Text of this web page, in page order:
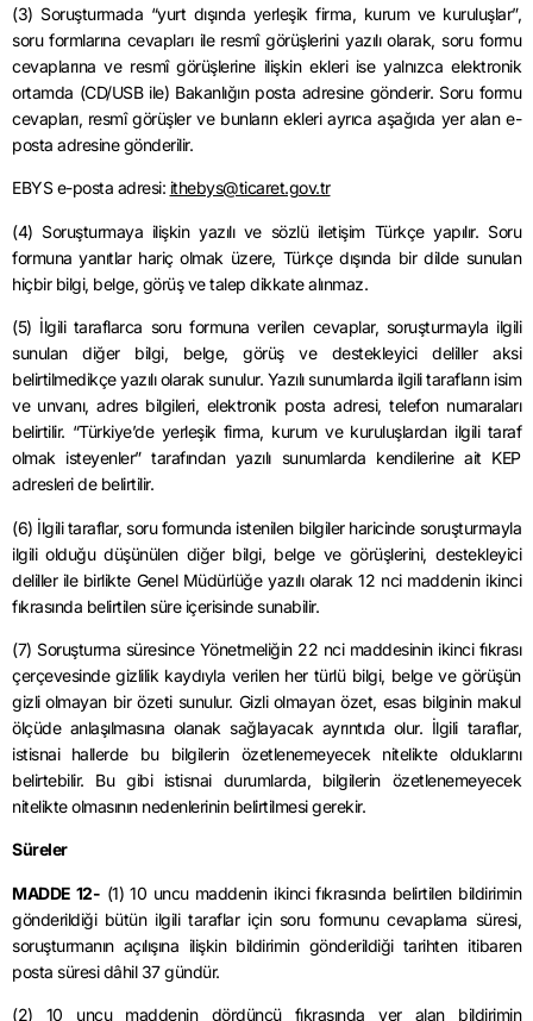
(3) Soruşturmada “yurt dışında yerleşik firma, kurum ve kuruluşlar”,
soru formlarına cevapları ile resmî görüşlerini yazılı olarak, soru formu
cevaplarına ve resmî görüşlerine ilişkin ekleri ise yalnızca elektronik
ortamda (CD/USB ile) Bakanlığın posta adresine gönderir. Soru formu
cevapları, resmî görüşler ve bunların ekleri ayrıca aşağıda yer alan e-
posta adresine gönderilir.
EBYS e-posta adresi: ithebys@ticaret.gov.tr
(4) Soruşturmaya ilişkin yazılı ve sözlü iletişim Türkçe yapılır. Soru
formuna yanıtlar hariç olmak üzere, Türkçe dışında bir dilde sunulan
hiçbir bilgi, belge, görüş ve talep dikkate alınmaz.
(5) İlgili taraflarca soru formuna verilen cevaplar, soruşturmayla ilgili
sunulan diğer bilgi, belge, görüş ve destekleyici deliller aksi
belirtilmedikçe yazılı olarak sunulur. Yazılı sunumlarda ilgili tarafların isim
ve unvanı, adres bilgileri, elektronik posta adresi, telefon numaraları
belirtilir. “Türkiye’de yerleşik firma, kurum ve kuruluşlardan ilgili taraf
olmak isteyenler” tarafından yazılı sunumlarda kendilerine ait KEP
adresleri de belirtilir.
(6) İlgili taraflar, soru formunda istenilen bilgiler haricinde soruşturmayla
ilgili olduğu düşünülen diğer bilgi, belge ve görüşlerini, destekleyici
deliller ile birlikte Genel Müdürlüğe yazılı olarak 12 nci maddenin ikinci
fıkrasında belirtilen süre içerisinde sunabilir.
(7) Soruşturma süresince Yönetmeliğin 22 nci maddesinin ikinci fıkrası
çerçevesinde gizlilik kaydıyla verilen her türlü bilgi, belge ve görüşün
gizli olmayan bir özeti sunulur. Gizli olmayan özet, esas bilginin makul
ölçüde anlaşılmasına olanak sağlayacak ayrıntıda olur. İlgili taraflar,
istisnai hallerde bu bilgilerin özetlenemeyecek nitelikte olduklarını
belirtebilir. Bu gibi istisnai durumlarda, bilgilerin özetlenemeyecek
nitelikte olmasının nedenlerinin belirtilmesi gerekir.
Süreler
MADDE 12- (1) 10 uncu maddenin ikinci fıkrasında belirtilen bildirimin
gönderildiği bütün ilgili taraflar için soru formunu cevaplama süresi,
soruşturmanın açılışına ilişkin bildirimin gönderildiği tarihten itibaren
posta süresi dâhil 37 gündür.
(2) 10 uncu maddenin dördüncü fıkrasında yer alan bildirimin